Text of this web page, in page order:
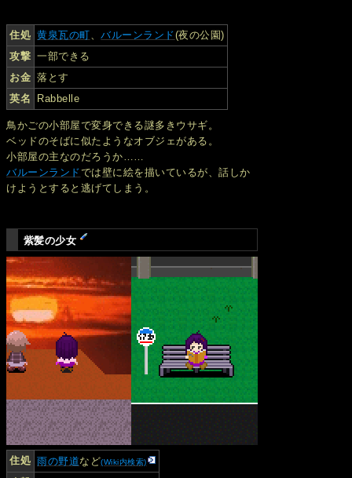
住処 黄泉瓦の町、バルーンランド(夜の公園)
攻撃 一部できる
お金 落とす
英名
Rabbelle
鳥かごの小部屋で変身できる謎多きウサギ。
ベッドのそばに似たようなオブジェがある。
小部屋の主なのだろうか……
バルーンランドでは壁に絵を描いているが、話しか
けようとすると逃げてしまう。
紫髪の少女
住処 雨の野道など(Wiki内検索)